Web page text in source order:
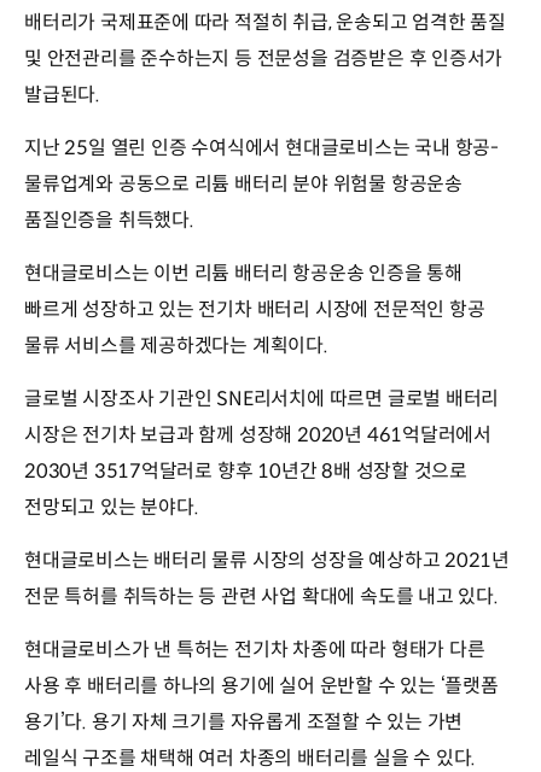
배터리가 국제표준에 따라 적절히 취급, 운송되고 엄격한 품질
및 안전관리를 준수하는지 등 전문성을 검증받은 후 인증서가
발급된다.
지난 25일 열린 인증 수여식에서 현대글로비스는 국내 항공-
물류업계와 공동으로 리튬 배터리 분야 위험물 항공운송
품질인증을 취득했다.
현대글로비스는 이번 리튬 배터리 항공운송 인증을 통해
빠르게 성장하고 있는 전기차 배터리 시장에 전문적인 항공
물류 서비스를 제공하겠다는 계획이다.
글로벌 시장조사 기관인 SNE리서치에 따르면 글로벌 배터리
시장은 전기차 보급과 함께 성장해 2020년 461억달러에서
2030년 3517억달러로 향후 10년간 8배 성장할 것으로
전망되고 있는 분야다.
현대글로비스는 배터리 물류 시장의 성장을 예상하고 2021년
전문 특허를 취득하는 등 관련 사업 확대에 속도를 내고 있다.
현대글로비스가 낸 특허는 전기차 차종에 따라 형태가 다른
사용 후 배터리를 하나의 용기에 실어 운반할 수 있는 ‘플랫폼
용기’다. 용기 자체 크기를 자유롭게 조절할 수 있는 가변
레일식 구조를 채택해 여러 차종의 배터리를 실을 수 있다.